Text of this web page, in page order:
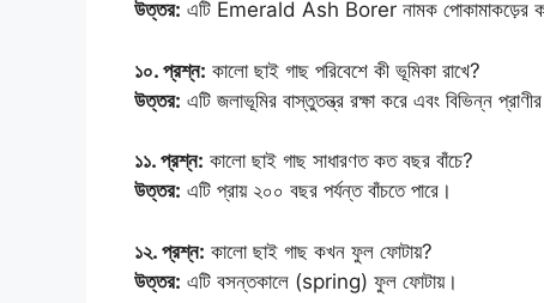
উত্তর: এটি Emerald Ash Borer নামক পোকামাকড়ের
১০. প্রশ্ন: কালো ছাই গাছ পরিবেশে কী ভূমিকা রাখে?
উত্তর: এটি জলাভূমির বাস্তুতন্ত্র রক্ষা করে এবং বিভিন্ন
১১. প্রশ্ন: কালো ছাই গাছ সাধারণত কত বছর বাঁচে?
উত্তর: এটি প্রায় ২০০ বছর পর্যন্ত বাঁচতে পারে।
১২. প্রশ্ন: কালো ছাই গাছ কখন ফুল ফোটায়?
উত্তর: এটি বসন্তকালে (spring) ফুল ফোটায়।